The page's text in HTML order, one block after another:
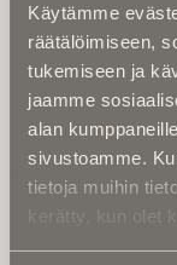
Käytämme
räätälöimiseen,
tukemiseen ja
jaamme
alan
sivustoamme.
tietoja muihin
kerätty, kun olet
etteivät
Uutiskirje on
Kirjoita tähän
tulevan:
Tilaa